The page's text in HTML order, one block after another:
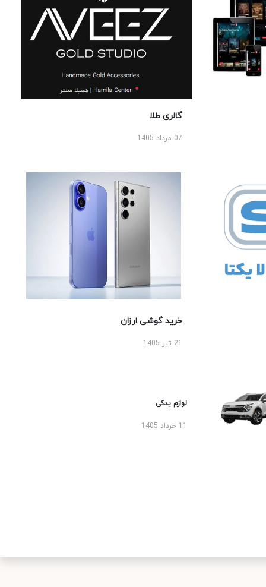
گالری طلا
07 مرداد 1405
خرید گوشی ارزان
لوازم یدکی